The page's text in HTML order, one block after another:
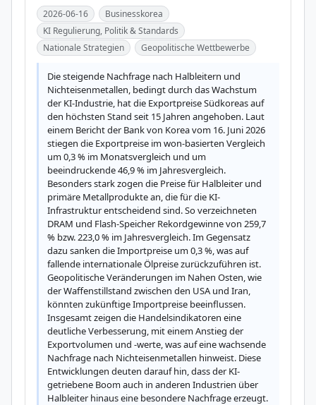
2026-06-16
Businesskorea
KI Regulierung, Politik & Standards
Nationale Strategien
Geopolitische Wettbewerbe
Die steigende Nachfrage nach Halbleitern und
Nichteisenmetallen, bedingt durch das Wachstum
der KI-Industrie, hat die Exportpreise Südkoreas auf
den höchsten Stand seit 15 Jahren angehoben. Laut
einem Bericht der Bank von Korea vom 16. Juni 2026
stiegen die Exportpreise im won-basierten Vergleich
um 0,3 % im Monatsvergleich und um
beeindruckende 46,9 % im Jahresvergleich.
Besonders stark zogen die Preise für Halbleiter und
primäre Metallprodukte an, die für die KI-
Infrastruktur entscheidend sind. So verzeichneten
DRAM und Flash-Speicher Rekordgewinne von 259,7
% bzw. 223,0 % im Jahresvergleich. Im Gegensatz
dazu sanken die Importpreise um 0,3 %, was auf
fallende internationale Ölpreise zurückzuführen ist.
Geopolitische Veränderungen im Nahen Osten, wie
der Waffenstillstand zwischen den USA und Iran,
könnten zukünftige Importpreise beeinflussen.
Insgesamt zeigen die Handelsindikatoren eine
deutliche Verbesserung, mit einem Anstieg der
Exportvolumen und -werte, was auf eine wachsende
Nachfrage nach Nichteisenmetallen hinweist. Diese
Entwicklungen deuten darauf hin, dass der KI-
getriebene Boom auch in anderen Industrien über
Halbleiter hinaus eine besondere Nachfrage erzeugt.